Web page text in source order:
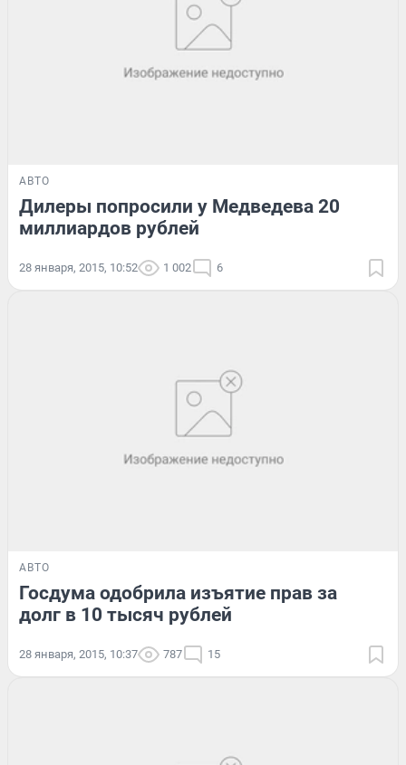
АВТО
Дилеры попросили у Медведева 20
миллиардов рублей
28 января, 2015, 10:52 1 002 6
АВТО
Госдума одобрила изъятие прав за
долг в 10 тысяч рублей
28 января, 2015, 10:37 787 15